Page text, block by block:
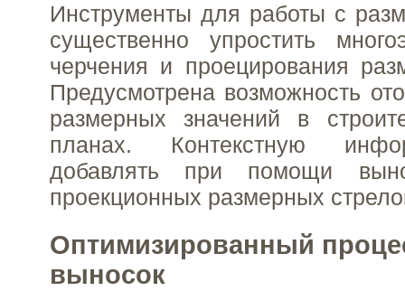
Инструменты для работы с
существенно упростить
черчения и проецирования
Предусмотрена возможность
размерных значений в
планах. Контекстную
добавлять при помощи
проекционных размерных
Оптимизированный
выносок